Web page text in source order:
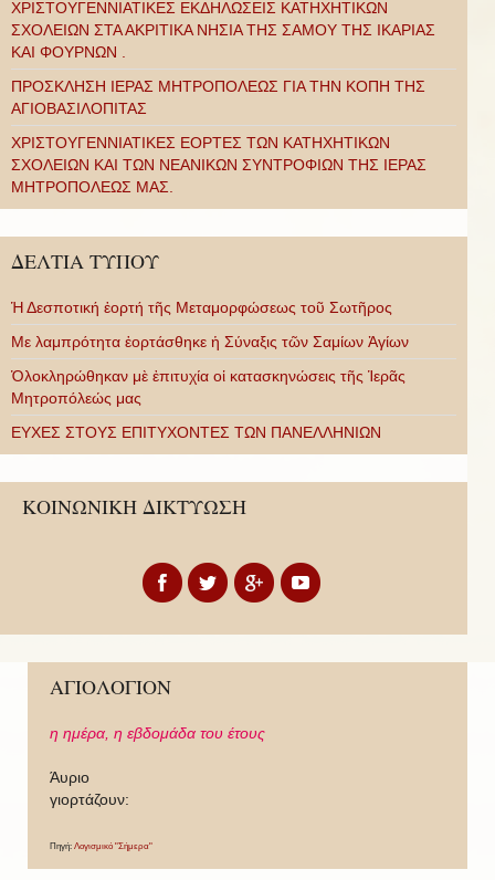
ΧΡΙΣΤΟΥΓΕΝΝΙΑΤΙΚΕΣ ΕΚΔΗΛΩΣΕΙΣ ΚΑΤΗΧΗΤΙΚΩΝ
ΣΧΟΛΕΙΩΝ ΣΤΑ ΑΚΡΙΤΙΚΑ ΝΗΣΙΑ ΤΗΣ ΣΑΜΟΥ ΤΗΣ ΙΚΑΡΙΑΣ
ΚΑΙ ΦΟΥΡΝΩΝ .
ΠΡΟΣΚΛΗΣΗ ΙΕΡΑΣ ΜΗΤΡΟΠΟΛΕΩΣ ΓΙΑ ΤΗΝ ΚΟΠΗ ΤΗΣ
ΑΓΙΟΒΑΣΙΛΟΠΙΤΑΣ
ΧΡΙΣΤΟΥΓΕΝΝΙΑΤΙΚΕΣ ΕΟΡΤΕΣ ΤΩΝ ΚΑΤΗΧΗΤΙΚΩΝ
ΣΧΟΛΕΙΩΝ ΚΑΙ ΤΩΝ ΝΕΑΝΙΚΩΝ ΣΥΝΤΡΟΦΙΩΝ ΤΗΣ ΙΕΡΑΣ
ΜΗΤΡΟΠΟΛΕΩΣ ΜΑΣ.
ΔΕΛΤΙΑ ΤΥΠΟΥ
Ἡ Δεσποτική ἑορτή τῆς Μεταμορφώσεως τοῦ Σωτῆρος
Με λαμπρότητα ἑορτάσθηκε ἡ Σύναξις τῶν Σαμίων Ἁγίων
Ὁλοκληρώθηκαν μὲ ἐπιτυχία οἱ κατασκηνώσεις τῆς Ἱερᾶς
Μητροπόλεώς μας
ΕΥΧΕΣ ΣΤΟΥΣ ΕΠΙΤΥΧΟΝΤΕΣ ΤΩΝ ΠΑΝΕΛΛΗΝΙΩΝ
ΚΟΙΝΩΝΙΚΗ ΔΙΚΤΥΩΣΗ
ΑΓΙΟΛΟΓΙΟΝ
η ημέρα, η εβδομάδα του έτους
Άυριο
γιορτάζουν:
Πηγή: Λογισμικό "Σήμερα"